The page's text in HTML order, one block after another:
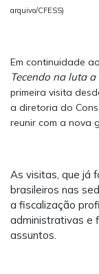
arquivo/CFESS)
Em continuidade
Tecendo na luta
primeira visita
a diretoria do
reunir com a nova
As visitas, que já
brasileiros nas
a fiscalização
administrativas e
assuntos.